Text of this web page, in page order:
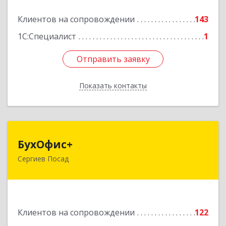
Клиентов на сопровождении
143
1С:Специалист
1
Отправить заявку
Показать контакты
Отправить заявку
Назад
БухОфис+
Сергиев Посад
Клиентов на сопровождении
122
141304, Московская обл, Сергиево-Посадский
Подробнее